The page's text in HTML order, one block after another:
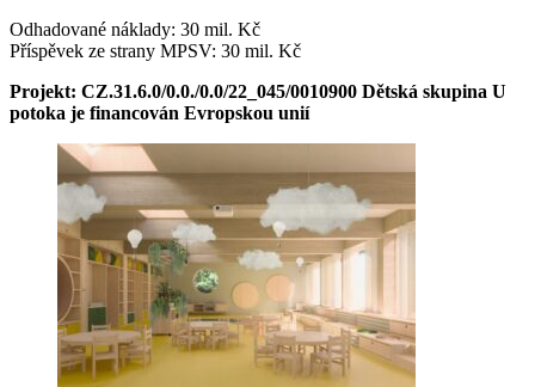
Odhadované náklady: 30 mil. Kč
Příspěvek ze strany MPSV: 30 mil. Kč
Projekt: CZ.31.6.0/0.0./0.0/22_045/0010900 Dětská skupina U
potoka je financován Evropskou unií